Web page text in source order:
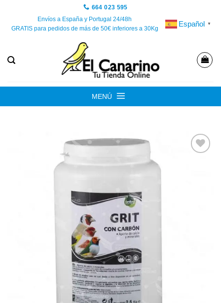
contenido
664 023 595
Envíos a España y Portugal 24/48h
GRATIS para pedidos de más de 50€ inferiores a 30Kg
Español ▼
MENÚ